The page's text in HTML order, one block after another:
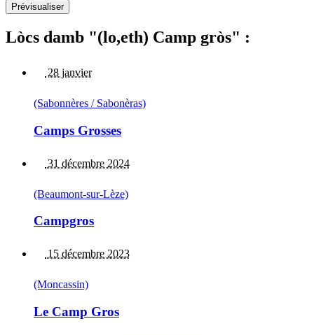
Lòcs damb "(lo,eth) Camp gròs" :
28 janvier
(Sabonnères / Sabonèras)
Camps Grosses
31 décembre 2024
(Beaumont-sur-Lèze)
Campgros
15 décembre 2023
(Moncassin)
Le Camp Gros